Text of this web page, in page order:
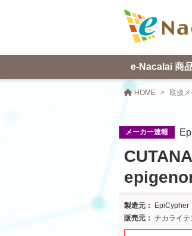
e-Nacalai 商
HOME 取扱
メーカー速報
EpiCypher
ナカライテ